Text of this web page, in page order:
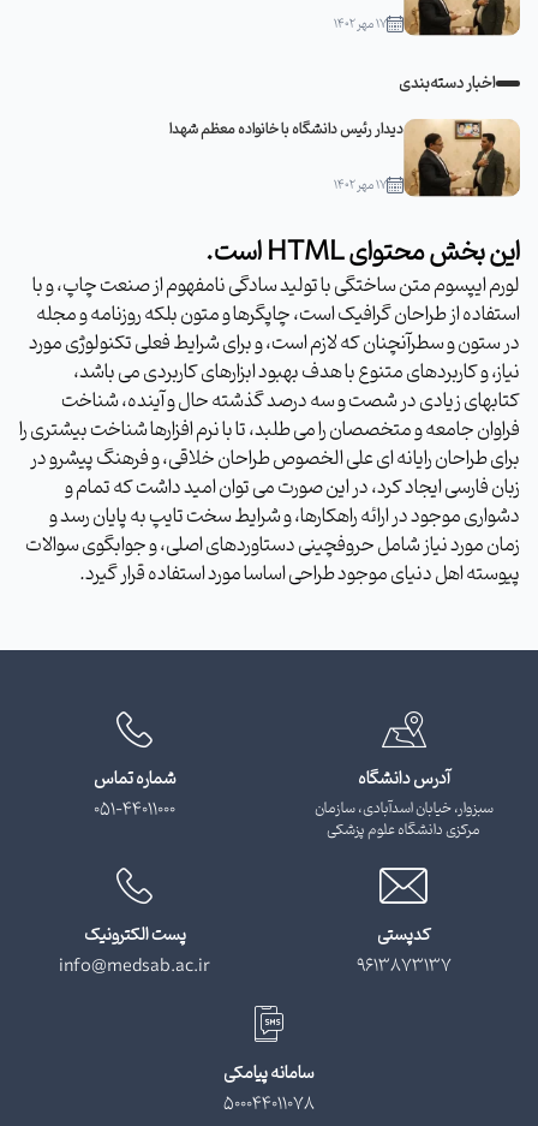
۱۷ مهر ۱۴۰۲
اخبار دسته‌بندی
دیدار رئیس دانشگاه با خانواده معظم شهدا
۱۷ مهر ۱۴۰۲
این بخش محتوای HTML است.
لورم ایپسوم متن ساختگی با تولید سادگی نامفهوم از صنعت چاپ، و با
استفاده از طراحان گرافیک است، چاپگرها و متون بلکه روزنامه و مجله
در ستون و سطرآنچنان که لازم است، و برای شرایط فعلی تکنولوژی مورد
نیاز، و کاربردهای متنوع با هدف بهبود ابزارهای کاربردی می باشد،
کتابهای زیادی در شصت و سه درصد گذشته حال و آینده، شناخت
فراوان جامعه و متخصصان را می طلبد، تا با نرم افزارها شناخت بیشتری را
برای طراحان رایانه ای علی الخصوص طراحان خلاقی، و فرهنگ پیشرو در
زبان فارسی ایجاد کرد، در این صورت می توان امید داشت که تمام و
دشواری موجود در ارائه راهکارها، و شرایط سخت تایپ به پایان رسد و
زمان مورد نیاز شامل حروفچینی دستاوردهای اصلی، و جوابگوی سوالات
پیوسته اهل دنیای موجود طراحی اساسا مورد استفاده قرار گیرد.
آدرس دانشگاه
سبزوار، خیابان اسدآبادی، سازمان
مرکزی دانشگاه علوم پزشکی
شماره تماس
051-44011000
کدپستی
9613873137
پست الکترونیک
info@medsab.ac.ir
سامانه پیامکی
500044011078